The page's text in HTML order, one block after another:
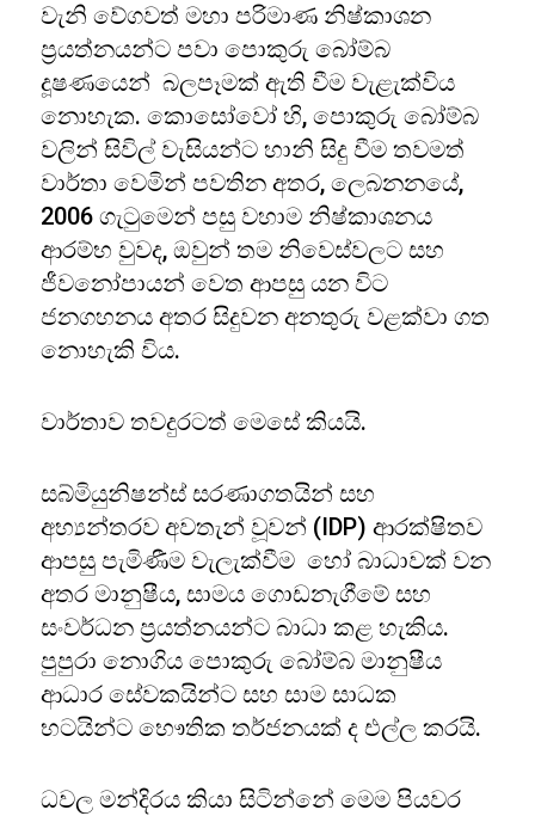
වැනි වේගවත් මහා පරිමාණ නිෂ්කාශන
ප්‍රයත්නයන්ට පවා පොකුරු බෝම්බ
දූෂණයෙන් බලපෑමක් ඇති වීම වැළැක්විය
නොහැක. කොසෝවෝ හි, පොකුරු බෝම්බ
වලින් සිවිල් වැසියන්ට හානි සිදු වීම තවමත්
වාර්තා වෙමින් පවතින අතර, ලෙබනනයේ,
2006 ගැටුමෙන් පසු වහාම නිෂ්කාශනය
ආරම්භ වුවද, ඔවුන් තම නිවෙස්වලට සහ
ජීවනෝපායන් වෙත ආපසු යන විට
ජනගහනය අතර සිදුවන අනතුරු වළක්වා ගත
නොහැකි විය.
වාර්තාව තවදුරටත් මෙසේ කියයි.
සබ්මියුනිෂන්ස් සරණාගතයින් සහ
අභ්‍යන්තරව අවතැන් වූවන් (IDP) ආරක්ෂිතව
ආපසු පැමිණීම වැලැක්වීම හෝ බාධාවක් වන
අතර මානුෂීය, සාමය ගොඩනැගීමේ සහ
සංවර්ධන ප්‍රයත්නයන්ට බාධා කළ හැකිය.
පුපුරා නොගිය පොකුරු බෝම්බ මානුෂීය
ආධාර සේවකයින්ට සහ සාම සාධක
භටයින්ට භෞතික තර්ජනයක් ද එල්ල කරයි.
ධවල මන්දිරය කියා සිටින්නේ මෙම පියවර